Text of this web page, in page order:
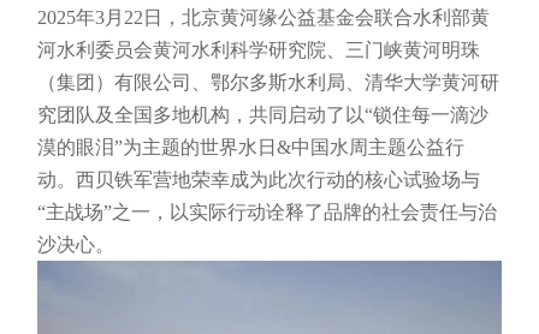
2025年3月22日，北京黄河缘公益基金会联合水利部黄
河水利委员会黄河水利科学研究院、三门峡黄河明珠
（集团）有限公司、鄂尔多斯水利局、清华大学黄河研
究团队及全国多地机构，共同启动了以“锁住每一滴沙
漠的眼泪”为主题的世界水日&中国水周主题公益行
动。西贝铁军营地荣幸成为此次行动的核心试验场与
“主战场”之一，以实际行动诠释了品牌的社会责任与治
沙决心。